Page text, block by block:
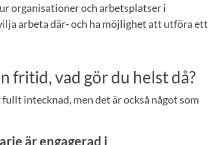
organisationer och arbetsplatser i
arbeta där- och ha möjlighet att utföra ett
fritid, vad gör du helst då?
intecknad, men det är också något som
är engagerad i